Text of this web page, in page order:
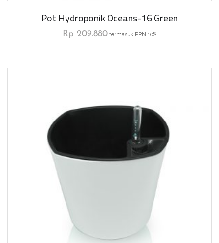
Pot Hydroponik Oceans-16 Green
Rp 209.880 termasuk PPN 10%